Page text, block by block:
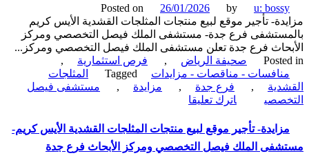
بالمستشفى
فرع
جدة-
مستشفى
الملك
فيصل
التخصصي
ومركز
Posted on 26/01/2026 by
u:
تأجير موقع لبيع منتجات المثلجات القشدية الأيس كريم
فرع جدة- مستشفى الملك فيصل التخصصي ومركز
فرع جدة تعلن مستشفى الملك فيصل التخصصي ومركز...
صحيفة الرياض , فرص استثمارية
,
- مناقصات - مزايدات
Tagged
المثلجات
, فرع جدة , مزايدة ,
مستشفى فيصل
اترك تعليقاon
تأجير
موقع
لبيع
تأجير موقع لبيع منتجات المثلجات القشدية الأيس كريم-
الملك فيصل التخصصي ومركز الأبحاث فرع جدة